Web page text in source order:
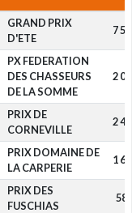
GRAND PRIX
D'ETE
7
PX FEDERATION
DES CHASSEURS
DE LA SOMME
2
PRIX DE
CORNEVILLE
2
PRIX DOMAINE DE
LA CARPERIE
1
PRIX DES
FUSCHIAS
580